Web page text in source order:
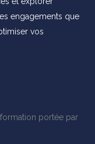
engagements que
vos
portée par